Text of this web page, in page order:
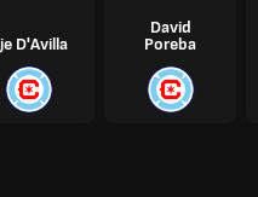
David
Poreba
D'Avilla